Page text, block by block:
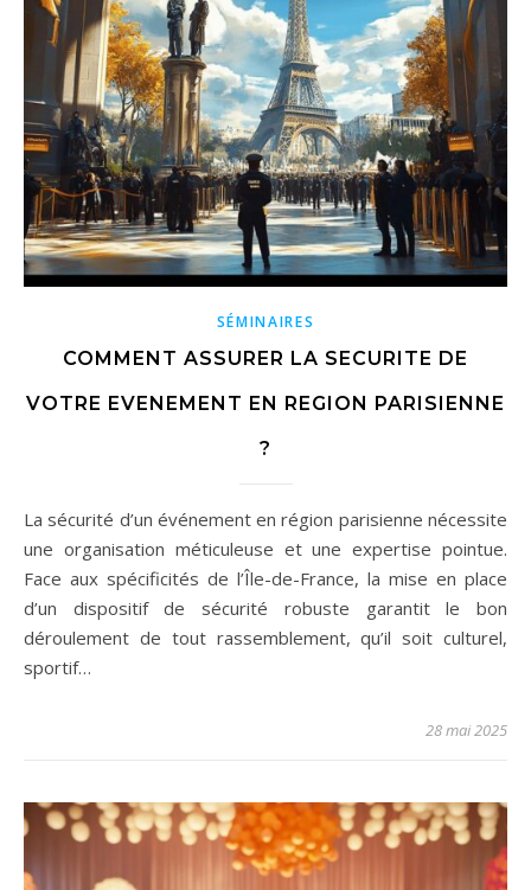
SÉMINAIRES
COMMENT ASSURER LA SECURITE DE
VOTRE EVENEMENT EN REGION PARISIENNE
?
La sécurité d’un événement en région parisienne nécessite
une organisation méticuleuse et une expertise pointue.
Face aux spécificités de l’Île-de-France, la mise en place
d’un dispositif de sécurité robuste garantit le bon
déroulement de tout rassemblement, qu’il soit culturel,
sportif…
28 mai 2025